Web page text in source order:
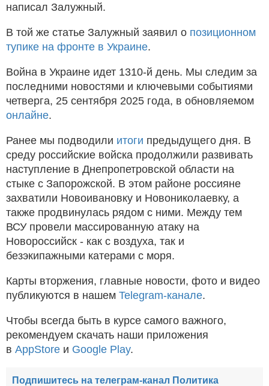
написал Залужный.
В той же статье Залужный заявил о позиционном
тупике на фронте в Украине.
Война в Украине идет 1310-й день. Мы следим за
последними новостями и ключевыми событиями
четверга, 25 сентября 2025 года, в обновляемом
онлайне.
Ранее мы подводили итоги предыдущего дня. В
среду российские войска продолжили развивать
наступление в Днепропетровской области на
стыке с Запорожской. В этом районе россияне
захватили Новоивановку и Новониколаевку, а
также продвинулась рядом с ними. Между тем
ВСУ провели массированную атаку на
Новороссийск - как с воздуха, так и
безэкипажными катерами с моря.
Карты вторжения, главные новости, фото и видео
публикуются в нашем Telegram-канале.
Чтобы всегда быть в курсе самого важного,
рекомендуем скачать наши приложения
в AppStore и Google Play.
Подпишитесь на телеграм-канал Политика